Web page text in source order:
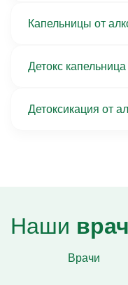
Капельницы от
Детокс капельница
Детоксикация от
Наши
Врачи